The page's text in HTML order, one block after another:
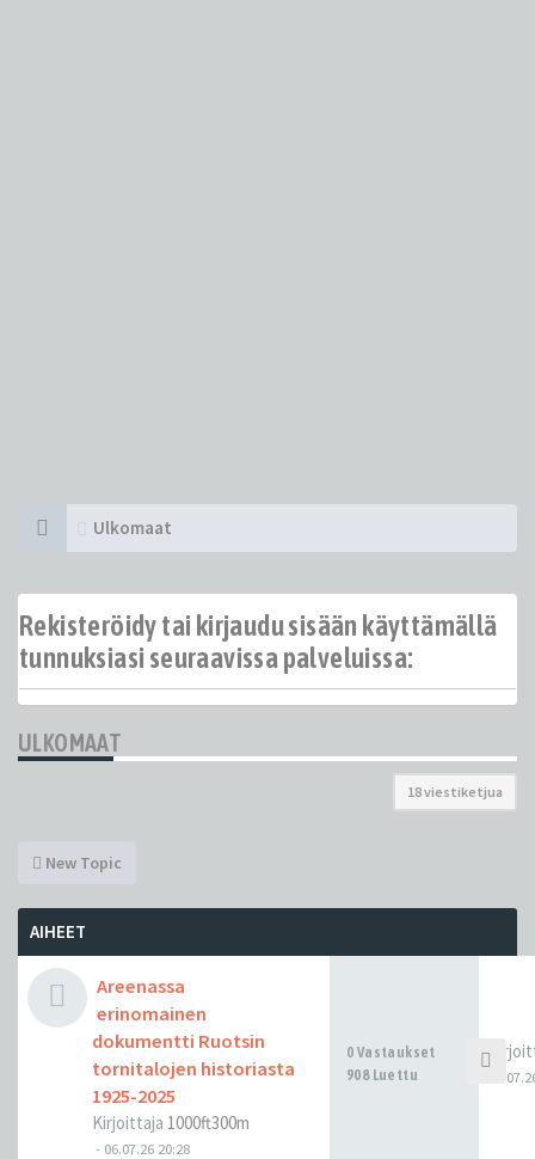
Ulkomaat
Rekisteröidy tai kirjaudu sisään käyttämällä
tunnuksiasi seuraavissa palveluissa:
ULKOMAAT
18 viestiketjua
New Topic
AIHEET
Areenassa
erinomainen
dokumentti Ruotsin
tornitalojen historiasta
1925-2025
Kirjoittaja 1000ft300m
- 06.07.26 20:28
0 Vastaukset
908 Luettu